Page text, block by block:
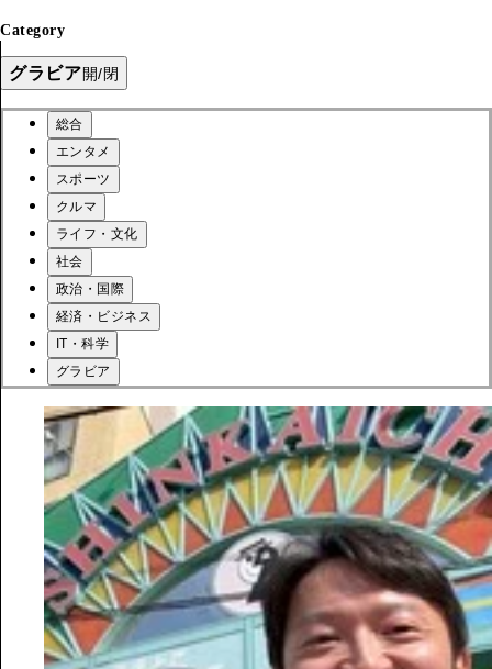
Category
グラビア開/閉
総合
エンタメ
スポーツ
クルマ
ライフ・文化
社会
政治・国際
経済・ビジネス
IT・科学
グラビア